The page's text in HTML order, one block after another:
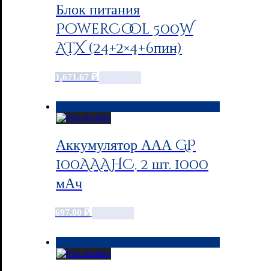
Блок питания
PowerCool 500W
ATX (24+2×4+6пин)
1,671.67 ₽
Аккумулятор ААА GP
100AAAHC, 2 шт. 1000
мАч
697.00 ₽